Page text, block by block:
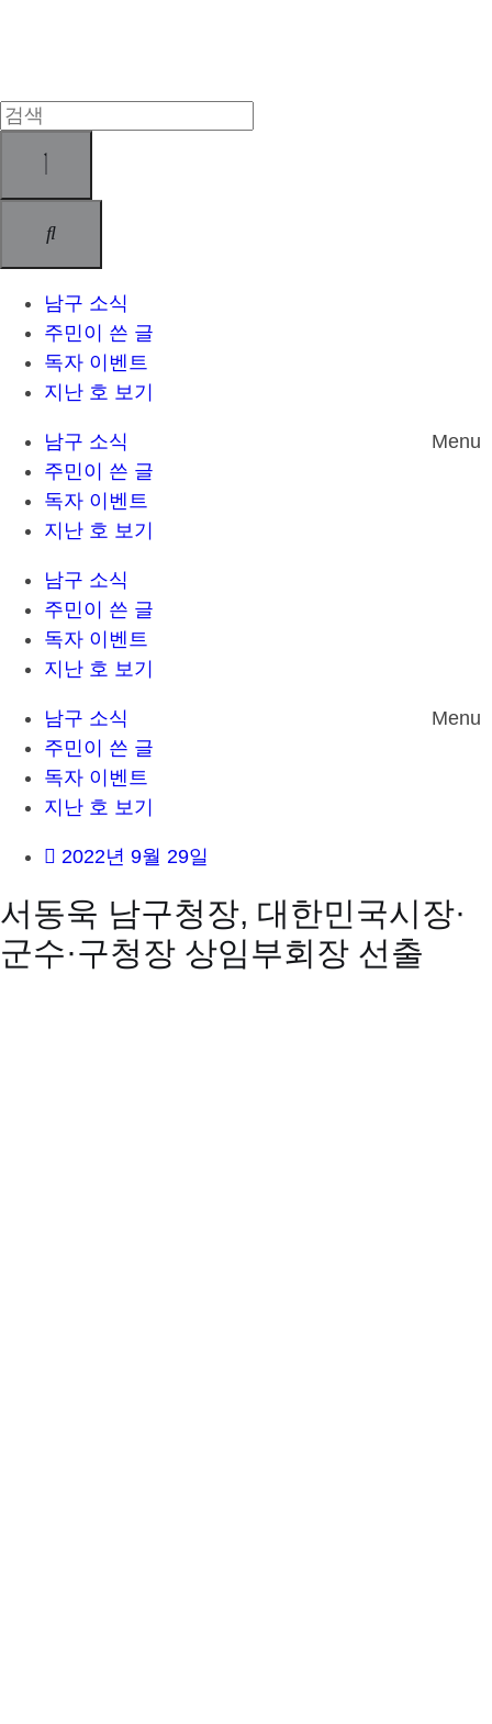
남구 소식
주민이 쓴 글
독자 이벤트
지난 호 보기
Menu
남구 소식
주민이 쓴 글
독자 이벤트
지난 호 보기
남구 소식
주민이 쓴 글
독자 이벤트
지난 호 보기
Menu
남구 소식
주민이 쓴 글
독자 이벤트
지난 호 보기
2022년 9월 29일
서동욱 남구청장, 대한민국시장·
군수·구청장 상임부회장 선출